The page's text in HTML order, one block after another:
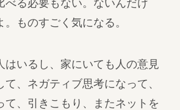
べる必要もない。ないんだけ
ものすごく気になる。
はいるし、家にいても人の意見
、ネガティブ思考になって、
て、引きこもり、またネットを